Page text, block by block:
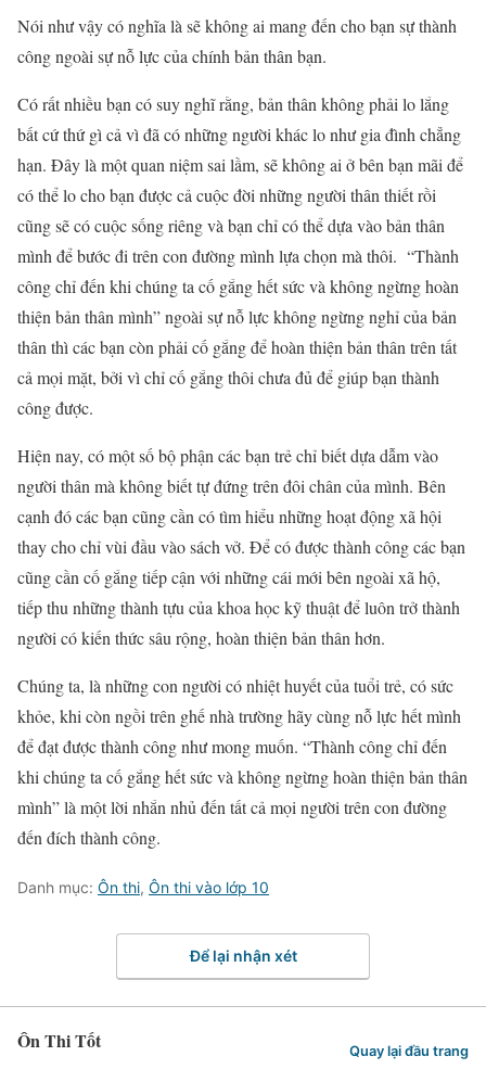
Nói như vậy có nghĩa là sẽ không ai mang đến cho bạn sự thành
công ngoài sự nỗ lực của chính bản thân bạn.
Có rất nhiều bạn có suy nghĩ rằng, bản thân không phải lo lắng
bất cứ thứ gì cả vì đã có những người khác lo như gia đình chẳng
hạn. Đây là một quan niệm sai lầm, sẽ không ai ở bên bạn mãi để
có thể lo cho bạn được cả cuộc đời những người thân thiết rồi
cũng sẽ có cuộc sống riêng và bạn chỉ có thể dựa vào bản thân
mình để bước đi trên con đường mình lựa chọn mà thôi. “Thành
công chỉ đến khi chúng ta cố gắng hết sức và không ngừng hoàn
thiện bản thân mình” ngoài sự nỗ lực không ngừng nghỉ của bản
thân thì các bạn còn phải cố gắng để hoàn thiện bản thân trên tất
cả mọi mặt, bởi vì chỉ cố gắng thôi chưa đủ để giúp bạn thành
công được.
Hiện nay, có một số bộ phận các bạn trẻ chỉ biết dựa dẫm vào
người thân mà không biết tự đứng trên đôi chân của mình. Bên
cạnh đó các bạn cũng cần có tìm hiểu những hoạt động xã hội
thay cho chỉ vùi đầu vào sách vở. Để có được thành công các bạn
cũng cần cố gắng tiếp cận với những cái mới bên ngoài xã hộ,
tiếp thu những thành tựu của khoa học kỹ thuật để luôn trở thành
người có kiến thức sâu rộng, hoàn thiện bản thân hơn.
Chúng ta, là những con người có nhiệt huyết của tuổi trẻ, có sức
khỏe, khi còn ngồi trên ghế nhà trường hãy cùng nỗ lực hết mình
để đạt được thành công như mong muốn. “Thành công chỉ đến
khi chúng ta cố gắng hết sức và không ngừng hoàn thiện bản thân
mình” là một lời nhắn nhủ đến tất cả mọi người trên con đường
đến đích thành công.
Danh mục: Ôn thi, Ôn thi vào lớp 10
Để lại nhận xét
Ôn Thi Tốt Quay lại đầu trang